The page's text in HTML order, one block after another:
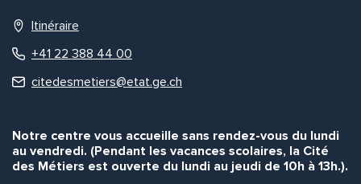
Itinéraire
+41 22 388 44 00
citedesmetiers@etat.ge.ch
Notre centre vous accueille sans rendez-vous du lundi
au vendredi. (Pendant les vacances scolaires, la Cité
des Métiers est ouverte du lundi au jeudi de 10h à 13h.).